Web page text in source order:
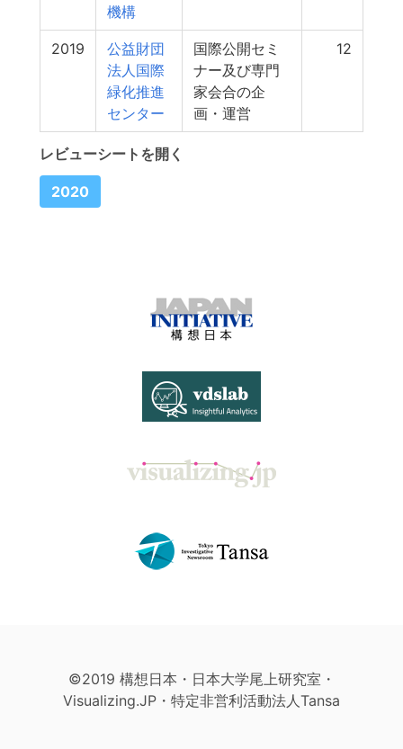
機構
2019
公益財団
法人国際
緑化推進
センター
国際公開セミ
ナー及び専門
家会合の企
画・運営
12
レビューシートを開く
2020
©2019 構想日本・日本大学尾上研究室・
Visualizing.JP・特定非営利活動法人Tansa